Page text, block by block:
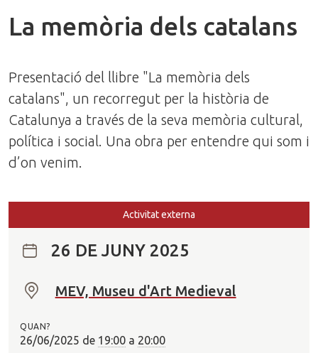
La memòria dels catalans
Presentació del llibre "La memòria dels
catalans", un recorregut per la història de
Catalunya a través de la seva memòria cultural,
política i social. Una obra per entendre qui som i
d’on venim.
Activitat externa
26 DE JUNY 2025
O
?
MEV, Museu d'Art Medieval
QUAN?
26/06/2025 de 19:00 a 20:00